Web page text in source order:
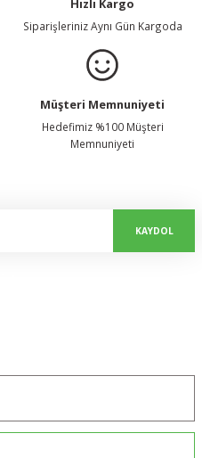
Hızlı Kargo
Siparişleriniz Aynı Gün Kargoda
Müşteri Memnuniyeti
Hedefimiz %100 Müşteri
Memnuniyeti
KAYDOL